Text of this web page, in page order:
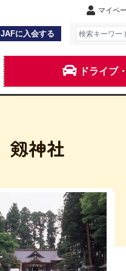
マイペ
JAFに入会する
ドライブ
剱神社